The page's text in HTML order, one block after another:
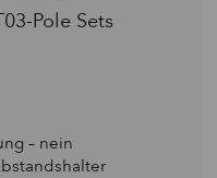
Pole Sets
– nein